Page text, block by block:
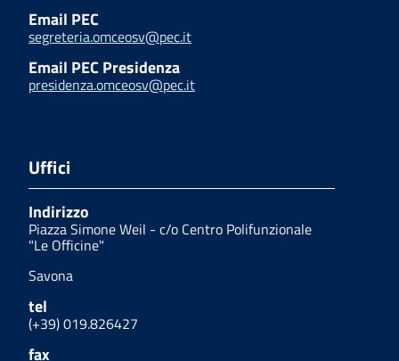
Email PEC
segreteria.omceosv@pec.it
Email PEC Presidenza
presidenza.omceosv@pec.it
Uffici
Indirizzo
Piazza Simone Weil - c/o Centro Polifunzionale
"Le Officine"
Savona
tel
(+39) 019.826427
fax